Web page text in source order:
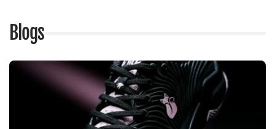
Blogs